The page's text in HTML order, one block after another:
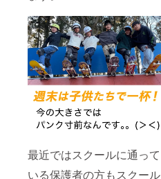
最近ではスクールに通って
いる保護者の方もスクール